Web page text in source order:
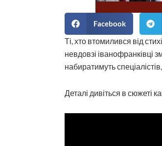
Facebook
Ті, хто втомилився від
невдовзі іванофранківці
набиратимуть
Деталі дивіться в сюжеті